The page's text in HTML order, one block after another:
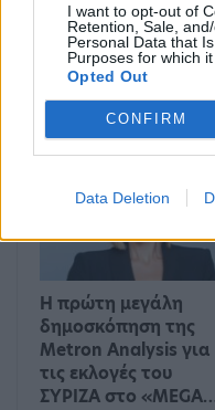
I want to opt-out of
Retention, Sale,
Personal Data that
Purposes for which it
Opted Out
CONFIRM
Data Deletion
Μπορεί επίσης
MEDIA
Η πρώτη μεγάλη
δημοσκόπηση της
Metron Analysis για
τις εκλογές του
ΣΥΡΙΖΑ στο